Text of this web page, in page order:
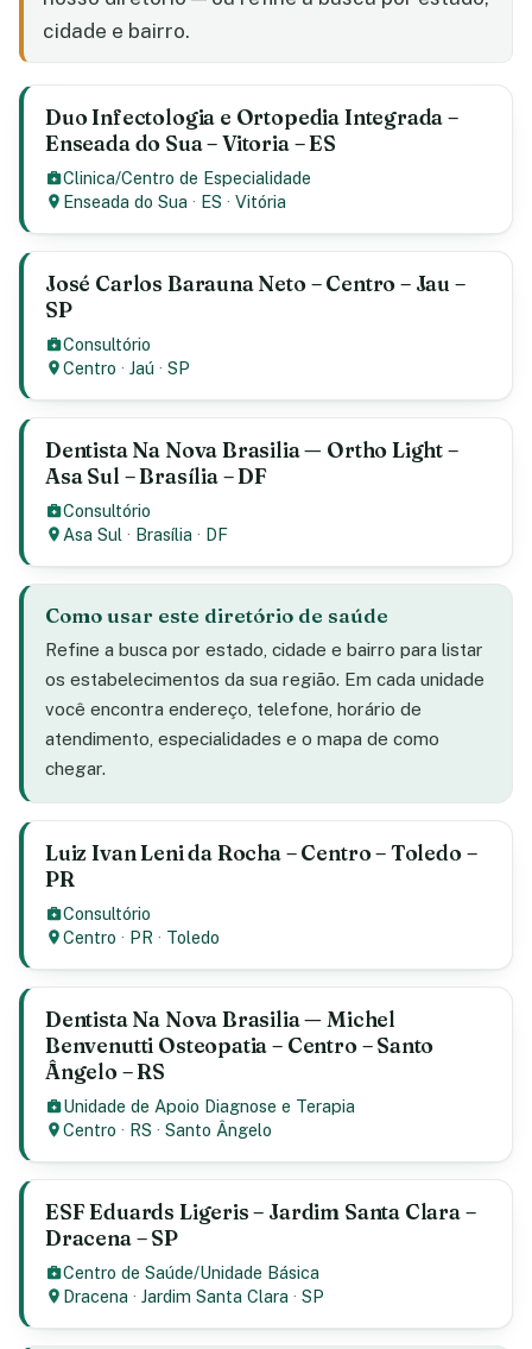
cidade e bairro.
Duo Infectologia e Ortopedia Integrada –
Enseada do Sua – Vitoria – ES
Clinica/Centro de Especialidade
Enseada do Sua · ES ·Vitória
José Carlos Barauna Neto – Centro – Jau –
SP
Consultório
Centro ·Jaú ·SP
Dentista Na Nova Brasilia — Ortho Light –
Asa Sul – Brasília – DF
Consultório
Asa Sul · Brasília · DF
Como usar este diretório de saúde
Refine a busca por estado, cidade e bairro para listar
os estabelecimentos da sua região. Em cada unidade
você encontra endereço, telefone, horário de
atendimento, especialidades e o mapa de como
chegar.
Luiz Ivan Leni da Rocha – Centro – Toledo –
PR
Consultório
Centro · PR · Toledo
Dentista Na Nova Brasilia — Michel
Benvenutti Osteopatia – Centro – Santo
Ângelo – RS
Unidade de Apoio Diagnose e Terapia
Centro · RS ·Santo Ângelo
ESF Eduards Ligeris – Jardim Santa Clara –
Dracena – SP
Centro de Saúde/Unidade Básica
Dracena ·Jardim Santa Clara ·SP